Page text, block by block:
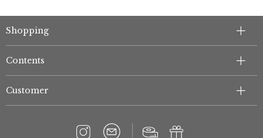
Shopping
Contents
Customer